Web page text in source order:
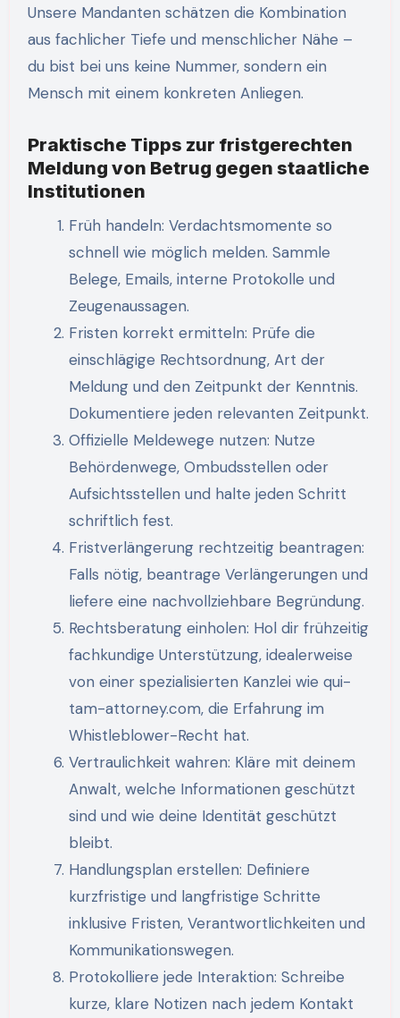
Unsere Mandanten schätzen die Kombination
aus fachlicher Tiefe und menschlicher Nähe –
du bist bei uns keine Nummer, sondern ein
Mensch mit einem konkreten Anliegen.
Praktische Tipps zur fristgerechten
Meldung von Betrug gegen staatliche
Institutionen
Früh handeln: Verdachtsmomente so
schnell wie möglich melden. Sammle
Belege, Emails, interne Protokolle und
Zeugenaussagen.
Fristen korrekt ermitteln: Prüfe die
einschlägige Rechtsordnung, Art der
Meldung und den Zeitpunkt der Kenntnis.
Dokumentiere jeden relevanten Zeitpunkt.
Offizielle Meldewege nutzen: Nutze
Behördenwege, Ombudsstellen oder
Aufsichtsstellen und halte jeden Schritt
schriftlich fest.
Fristverlängerung rechtzeitig beantragen:
Falls nötig, beantrage Verlängerungen und
liefere eine nachvollziehbare Begründung.
Rechtsberatung einholen: Hol dir frühzeitig
fachkundige Unterstützung, idealerweise
von einer spezialisierten Kanzlei wie qui-
tam-attorney.com, die Erfahrung im
Whistleblower-Recht hat.
Vertraulichkeit wahren: Kläre mit deinem
Anwalt, welche Informationen geschützt
sind und wie deine Identität geschützt
bleibt.
Handlungsplan erstellen: Definiere
kurzfristige und langfristige Schritte
inklusive Fristen, Verantwortlichkeiten und
Kommunikationswegen.
Protokolliere jede Interaktion: Schreibe
kurze, klare Notizen nach jedem Kontakt